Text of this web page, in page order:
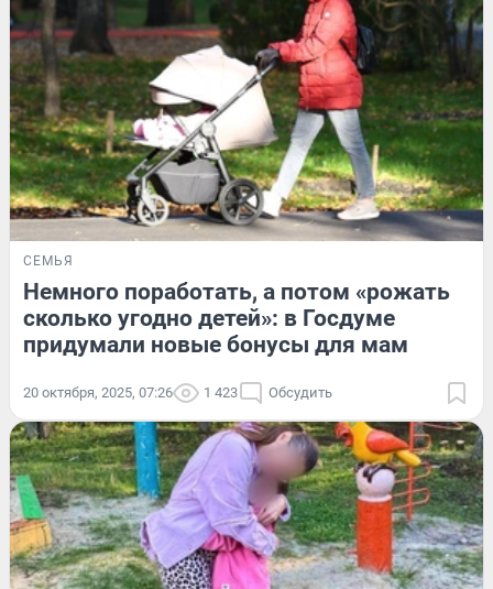
СЕМЬЯ
Немного поработать, а потом «рожать
сколько угодно детей»: в Госдуме
придумали новые бонусы для мам
20 октября, 2025, 07:26 1 423 Обсудить